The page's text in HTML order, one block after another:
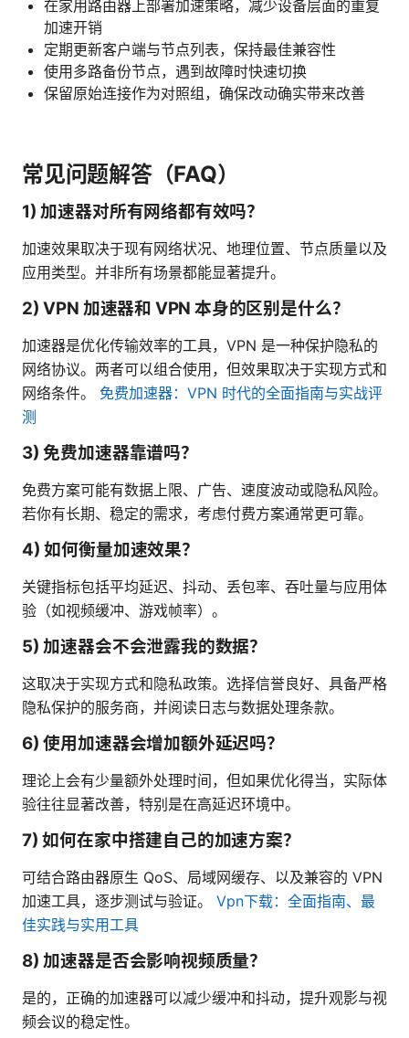
在家用路由器上部署加速策略，减少设备层面的重复
加速开销
定期更新客户端与节点列表，保持最佳兼容性
使用多路备份节点，遇到故障时快速切换
保留原始连接作为对照组，确保改动确实带来改善
常见问题解答（FAQ）
1) 加速器对所有网络都有效吗？
加速效果取决于现有网络状况、地理位置、节点质量以及
应用类型。并非所有场景都能显著提升。
2) VPN 加速器和 VPN 本身的区别是什么？
加速器是优化传输效率的工具，VPN 是一种保护隐私的
网络协议。两者可以组合使用，但效果取决于实现方式和
网络条件。 免费加速器：VPN 时代的全面指南与实战评
测
3) 免费加速器靠谱吗？
免费方案可能有数据上限、广告、速度波动或隐私风险。
若你有长期、稳定的需求，考虑付费方案通常更可靠。
4) 如何衡量加速效果？
关键指标包括平均延迟、抖动、丢包率、吞吐量与应用体
验（如视频缓冲、游戏帧率）。
5) 加速器会不会泄露我的数据？
这取决于实现方式和隐私政策。选择信誉良好、具备严格
隐私保护的服务商，并阅读日志与数据处理条款。
6) 使用加速器会增加额外延迟吗？
理论上会有少量额外处理时间，但如果优化得当，实际体
验往往显著改善，特别是在高延迟环境中。
7) 如何在家中搭建自己的加速方案？
可结合路由器原生 QoS、局域网缓存、以及兼容的 VPN
加速工具，逐步测试与验证。 Vpn下载：全面指南、最
佳实践与实用工具
8) 加速器是否会影响视频质量？
是的，正确的加速器可以减少缓冲和抖动，提升观影与视
频会议的稳定性。